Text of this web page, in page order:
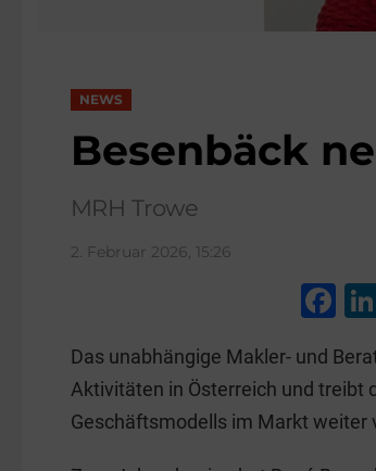
NEWS
Besenbäck
MRH Trowe
2. Februar 2026, 15:26
F
c
e
b
Das unabhängige Makler- und
Aktivitäten in Österreich und treibt
Geschäftsmodells im Markt weiter